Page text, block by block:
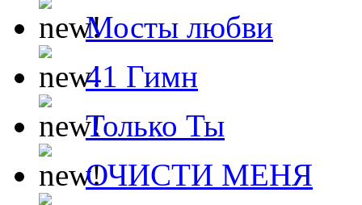
Мосты любви
41 Гимн
Только Ты
ОЧИСТИ МЕНЯ